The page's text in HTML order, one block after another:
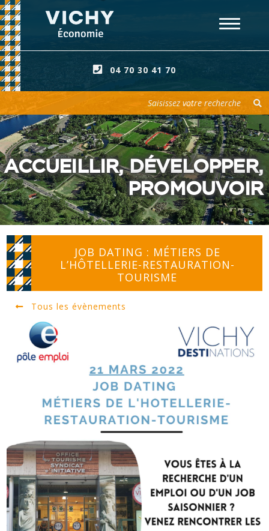
04 70 30 41 70
ACCUEILLIR, DÉVELOPPER,
PROMOUVOIR
JOB DATING : MÉTIERS DE
L’HÔTELLERIE-RESTAURATION-
TOURISME
Tous les évènements